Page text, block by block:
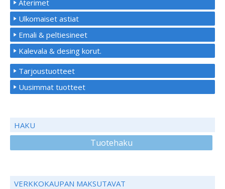
Aterimet
Ulkomaiset astiat
Emali & peltiesineet
Kalevala & desing korut.
Tarjoustuotteet
Uusimmat tuotteet
HAKU
Tuotehaku
VERKKOKAUPAN MAKSUTAVAT